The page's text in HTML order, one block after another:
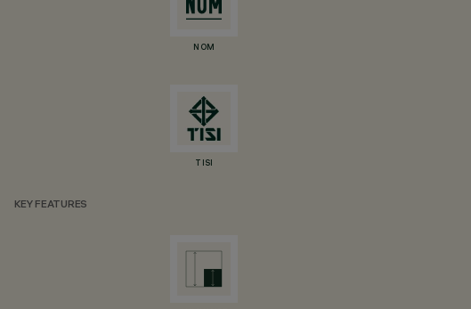
NOM
TISI
KEY FEATURES